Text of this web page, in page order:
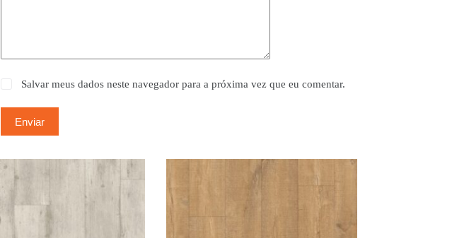
Salvar meus dados neste navegador para a próxima vez que eu comentar.
Enviar